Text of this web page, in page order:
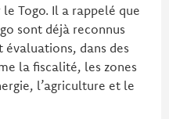
Togo. Il a rappelé que
sont déjà reconnus
évaluations, dans des
la fiscalité, les zones
l’agriculture et le